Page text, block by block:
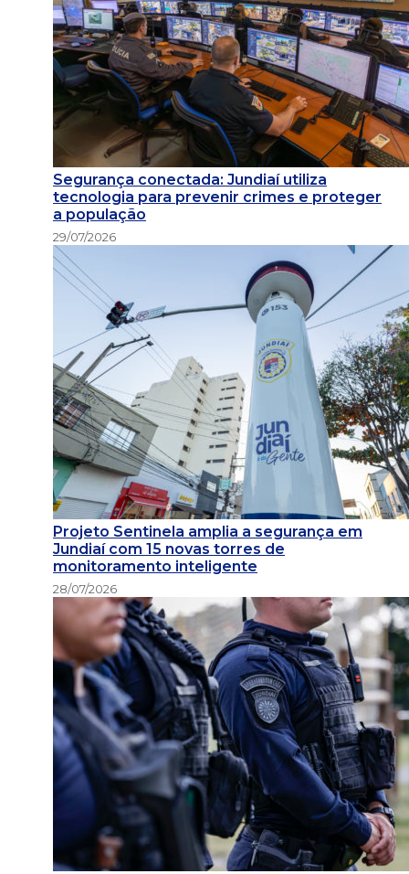
Segurança conectada: Jundiaí utiliza
tecnologia para prevenir crimes e proteger
a população
29/07/2026
Projeto Sentinela amplia a segurança em
Jundiaí com 15 novas torres de
monitoramento inteligente
28/07/2026